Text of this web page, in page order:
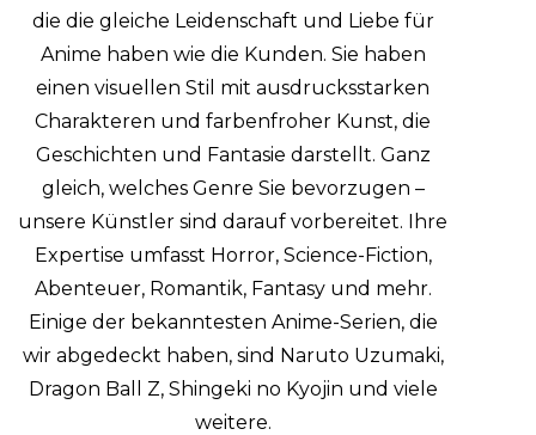
die die gleiche Leidenschaft und Liebe für
Anime haben wie die Kunden. Sie haben
einen visuellen Stil mit ausdrucksstarken
Charakteren und farbenfroher Kunst, die
Geschichten und Fantasie darstellt. Ganz
gleich, welches Genre Sie bevorzugen –
unsere Künstler sind darauf vorbereitet. Ihre
Expertise umfasst Horror, Science-Fiction,
Abenteuer, Romantik, Fantasy und mehr.
Einige der bekanntesten Anime-Serien, die
wir abgedeckt haben, sind Naruto Uzumaki,
Dragon Ball Z, Shingeki no Kyojin und viele
weitere.